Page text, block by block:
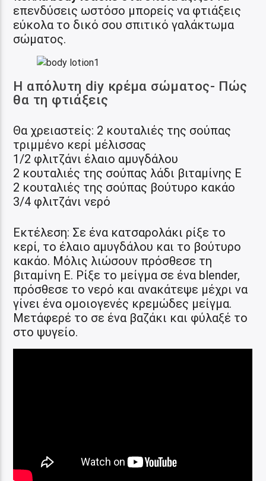
επενδύσεις ωστόσο μπορείς να φτιάξεις
εύκολα το δικό σου σπιτικό γαλάκτωμα
σώματος.
Η απόλυτη diy κρέμα σώματος- Πώς
θα τη φτιάξεις
Θα χρειαστείς: 2 κουταλιές της σούπας
τριμμένο κερί μέλισσας
1/2 φλιτζάνι έλαιο αμυγδάλου
2 κουταλιές της σούπας λάδι βιταμίνης Ε
2 κουταλιές της σούπας βούτυρο κακάο
3/4 φλιτζάνι νερό
Εκτέλεση: Σε ένα κατσαρολάκι ρίξε το
κερί, το έλαιο αμυγδάλου και το βούτυρο
κακάο. Μόλις λιώσουν πρόσθεσε τη
βιταμίνη Ε. Ρίξε το μείγμα σε ένα blender,
πρόσθεσε το νερό και ανακάτεψε μέχρι να
γίνει ένα ομοιογενές κρεμώδες μείγμα.
Μετάφερέ το σε ένα βαζάκι και φύλαξέ το
στο ψυγείο.